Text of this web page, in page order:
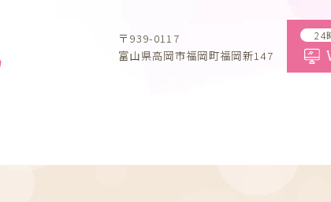
〒939-0117
富山県高岡市福岡町福岡新147
24